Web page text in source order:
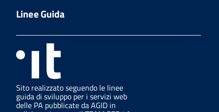
Linee Guida
Sito realizzato seguendo le linee
guida di sviluppo per i servizi web
delle PA pubblicate da AGID in